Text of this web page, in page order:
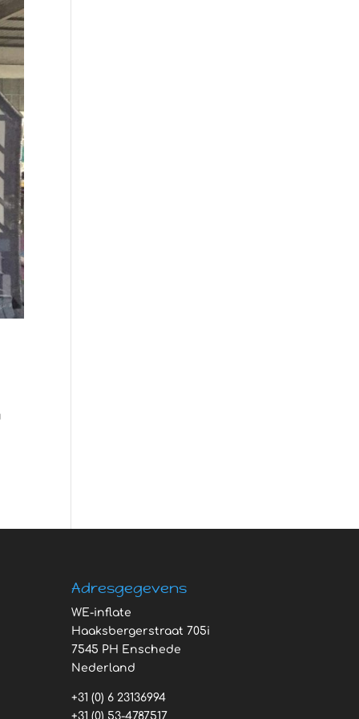
Adresgegevens
WE-inflate
Haaksbergerstraat 705i
7545 PH Enschede
Nederland
+31 (0) 6 23136994
+31 (0) 53-4787517